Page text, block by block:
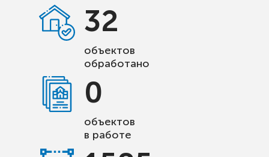
32
объектов
обработано
0
объектов
в работе